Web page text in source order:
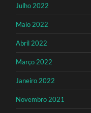
Julho 2022
Maio 2022
Abril 2022
Março 2022
Janeiro 2022
Novembro 2021